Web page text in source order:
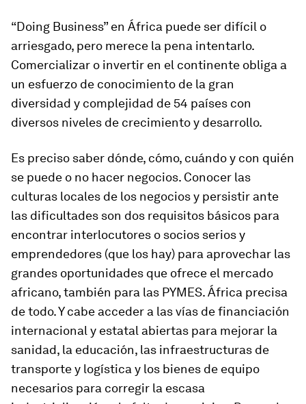
“Doing Business” en África puede ser difícil o
arriesgado, pero merece la pena intentarlo.
Comercializar o invertir en el continente obliga a
un esfuerzo de conocimiento de la gran
diversidad y complejidad de 54 países con
diversos niveles de crecimiento y desarrollo.
Es preciso saber dónde, cómo, cuándo y con quién
se puede o no hacer negocios. Conocer las
culturas locales de los negocios y persistir ante
las dificultades son dos requisitos básicos para
encontrar interlocutores o socios serios y
emprendedores (que los hay) para aprovechar las
grandes oportunidades que ofrece el mercado
africano, también para las PYMES. África precisa
de todo. Y cabe acceder a las vías de financiación
internacional y estatal abiertas para mejorar la
sanidad, la educación, las infraestructuras de
transporte y logística y los bienes de equipo
necesarios para corregir la escasa